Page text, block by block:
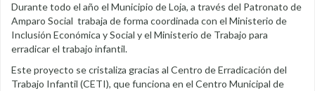
Durante todo el año el Municipio de Loja, a través del Patronato de
Amparo Social trabaja de forma coordinada con el Ministerio de
Inclusión Económica y Social y el Ministerio de Trabajo para
erradicar el trabajo infantil.
Este proyecto se cristaliza gracias al Centro de Erradicación del
Trabajo Infantil (CETI), que funciona en el Centro Municipal de